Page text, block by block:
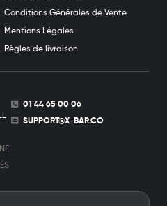
01 44 65 00 06
SUPPORT@X-BAR.CO
Conditions Générales de Vente
Mentions Légales
Règles de livraison